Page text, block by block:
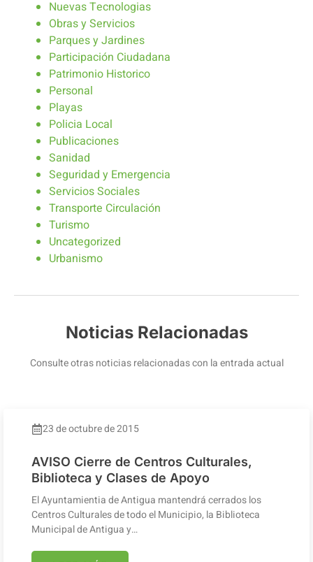
Nuevas Tecnologias
Obras y Servicios
Parques y Jardines
Participación Ciudadana
Patrimonio Historico
Personal
Playas
Policia Local
Publicaciones
Sanidad
Seguridad y Emergencia
Servicios Sociales
Transporte Circulación
Turismo
Uncategorized
Urbanismo
Noticias Relacionadas
Consulte otras noticias relacionadas con la entrada actual
23 de octubre de 2015
AVISO Cierre de Centros Culturales,
Biblioteca y Clases de Apoyo
El Ayuntamientia de Antigua mantendrá cerrados los
Centros Culturales de todo el Municipio, la Biblioteca
Municipal de Antigua y…